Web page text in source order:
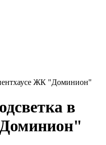
ЖК "Доминион"
в